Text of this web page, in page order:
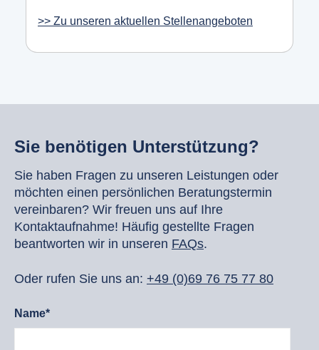
>> Zu unseren aktuellen Stellenangeboten
Sie benötigen Unterstützung?
Sie haben Fragen zu unseren Leistungen oder
möchten einen persönlichen Beratungstermin
vereinbaren? Wir freuen uns auf Ihre
Kontaktaufnahme! Häufig gestellte Fragen
beantworten wir in unseren FAQs.
Oder rufen Sie uns an: +49 (0)69 76 75 77 80
Name*